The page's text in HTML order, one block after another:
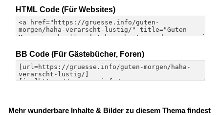
HTML Code (Für Websites)
BB Code (Für Gästebücher, Foren)
Mehr wunderbare Inhalte & Bilder zu diesem Thema findest